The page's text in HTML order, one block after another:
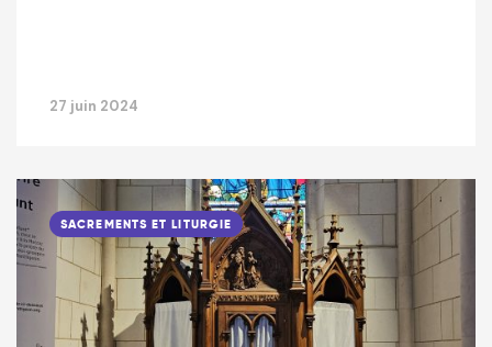
27 juin 2024
SACREMENTS ET LITURGIE